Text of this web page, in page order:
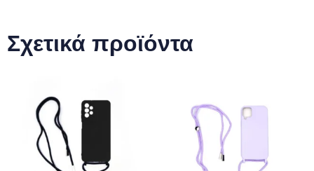
Σχετικά προϊόντα